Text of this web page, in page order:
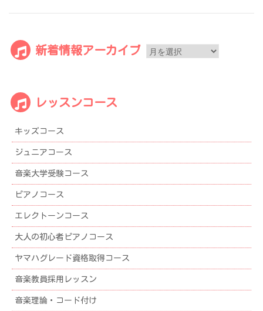
新着情報アーカイブ
新
ブ
レッスンコース
キッズコース
ジュニアコース
音楽大学受験コース
ピアノコース
エレクトーンコース
大人の初心者ピアノコース
ヤマハグレード資格取得コース
音楽教員採用レッスン
音楽理論・コード付け